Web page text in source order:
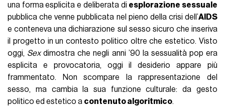
una forma esplicita e deliberata di esplorazione sessuale
pubblica che venne pubblicata nel pieno della crisi dell’AIDS
e conteneva una dichiarazione sul sesso sicuro che inseriva
il progetto in un contesto politico oltre che estetico. Visto
oggi, Sexdimostra che negli anni ’90 la sessualità pop era
esplicita e provocatoria, oggi il desiderio appare più
frammentato. Non scompare la rappresentazione del
sesso, ma cambia la sua funzione culturale: da gesto
politico ed estetico a contenuto algoritmico.